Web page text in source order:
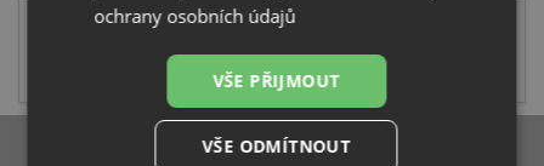
ochrany osobních údajů
VŠE PŘIJMOUT
VŠE ODMÍTNOUT